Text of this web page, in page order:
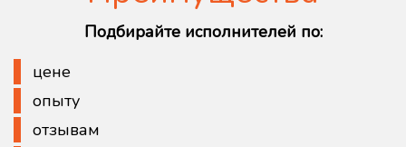
Подбирайте исполнителей по:
цене
опыту
отзывам